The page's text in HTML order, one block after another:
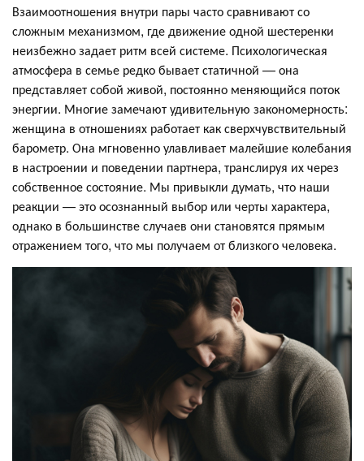
Взаимоотношения внутри пары часто сравнивают со
сложным механизмом, где движение одной шестеренки
неизбежно задает ритм всей системе. Психологическая
атмосфера в семье редко бывает статичной — она
представляет собой живой, постоянно меняющийся поток
энергии. Многие замечают удивительную закономерность:
женщина в отношениях работает как сверхчувствительный
барометр. Она мгновенно улавливает малейшие колебания
в настроении и поведении партнера, транслируя их через
собственное состояние. Мы привыкли думать, что наши
реакции — это осознанный выбор или черты характера,
однако в большинстве случаев они становятся прямым
отражением того, что мы получаем от близкого человека.